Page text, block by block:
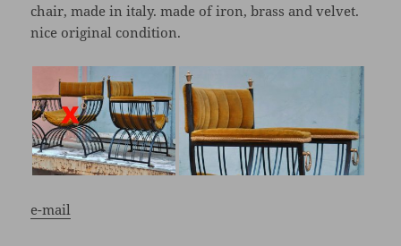
chair, made in italy. made of iron, brass and velvet.
nice original condition.
e-mail